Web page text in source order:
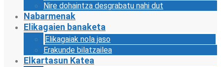
Nire dohaintza desgrabatu nahi dut
Nabarmenak
Elikagaien banaketa
Elikagaiak nola jaso
Erakunde bilatzailea
Elkartasun Katea